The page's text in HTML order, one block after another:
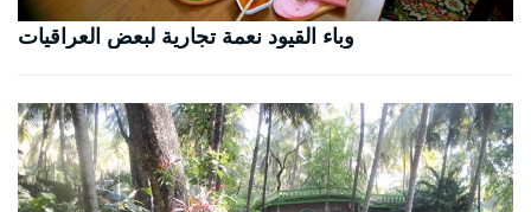
وباء القيود نعمة تجارية لبعض العراقيات